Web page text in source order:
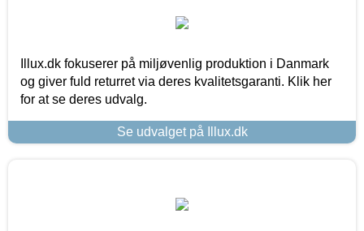
Illux.dk fokuserer på miljøvenlig produktion i Danmark
og giver fuld returret via deres kvalitetsgaranti. Klik her
for at se deres udvalg.
Se udvalget på Illux.dk